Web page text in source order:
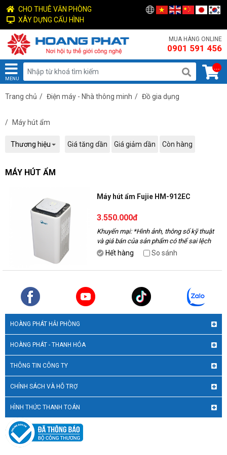
CHO THUÊ VĂN PHÒNG
XÂY DỰNG CẤU HÌNH
MUA HÀNG ONLINE
0901 591 456
MENU
...
Trang chủ / Điện máy - Nhà thông minh / Đồ gia dụng
/ Máy hút ẩm
Thương hiệu Giá tăng dần Giá giảm dần Còn hàng
MÁY HÚT ẨM
Máy hút ẩm Fujie HM-912EC
3.550.000đ
Khuyến mại: *Hình ảnh, thông số kỹ thuật
và giá bán của sản phẩm có thể sai lệch
với thực tế, vui lòng liên hệ với nhân viên
Hết hàng So sánh
HOÀNG PHÁT HẢI PHÒNG
HOÀNG PHÁT - THANH HÓA
THÔNG TIN CÔNG TY
CHÍNH SÁCH VÀ HỖ TRỢ
HÌNH THỨC THANH TOÁN